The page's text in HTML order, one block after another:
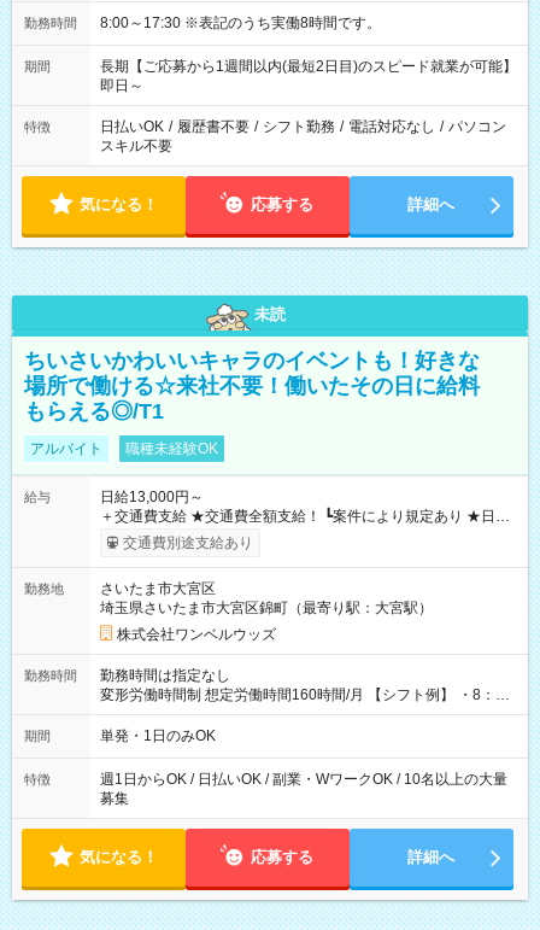
勤務時間 8:00～17:30 ※表記のうち実働8時間です。
期間
長期【ご応募から1週間以内(最短2日目)のスピード就業が可能】
即日～
特徴 日払いOK / 履歴書不要 / シフト勤務 / 電話対応なし / パソコン
スキル不要
気になる！ 応募する 詳細へ
未読
ちいさいかわいいキャラのイベントも！好きな
場所で働ける☆来社不要！働いたその日に給料
もらえる◎/T1
アルバイト 職種未経験OK
給与
日給13,000円～
＋交通費支給 ★交通費全額支給！ ┗案件により規定あり ★日払
いOK！（規定あり） ┗働いたその日に現金GET♪ お仕事後はコ
ンビニATMから 日払い分を引き落とせます！ 【試用期間】試
交通費別途支給あり
勤務地
さいたま市大宮区
埼玉県さいたま市大宮区錦町（最寄り駅：大宮駅）
株式会社ワンベルウッズ
勤務時間
勤務時間は指定なし
変形労働時間制 想定労働時間160時間/月 【シフト例】 ・8：00
～21：00
期間 単発・1日のみOK
特徴
週1日からOK / 日払いOK / 副業・WワークOK / 10名以上の大量
募集
気になる！ 応募する 詳細へ